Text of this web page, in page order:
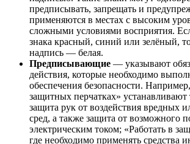
предписывать, запрещать и
применяются в местах с высоким
сложными условиями восприятия.
знака красный, синий или зелёный,
надпись — белая.
Предписывающие — указывают
действия, которые необходимо
обеспечения безопасности.
защитных перчатках» устанавливают
защита рук от воздействия вредных
сред, а также защита от возможного
электрическим током; «Работать в
где необходимо применять средства